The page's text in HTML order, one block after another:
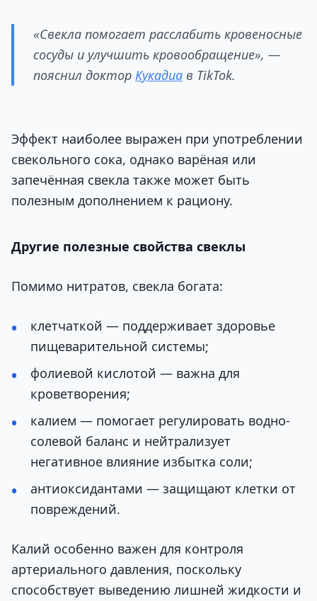
«Свекла помогает расслабить кровеносные
сосуды и улучшить кровообращение», —
пояснил доктор Кукадиа в TikTok.
Эффект наиболее выражен при употреблении
свекольного сока, однако варёная или
запечённая свекла также может быть
полезным дополнением к рациону.
Другие полезные свойства свеклы
Помимо нитратов, свекла богата:
клетчаткой — поддерживает здоровье
пищеварительной системы;
фолиевой кислотой — важна для
кроветворения;
калием — помогает регулировать водно-
солевой баланс и нейтрализует
негативное влияние избытка соли;
антиоксидантами — защищают клетки от
повреждений.
Калий особенно важен для контроля
артериального давления, поскольку
способствует выведению лишней жидкости и